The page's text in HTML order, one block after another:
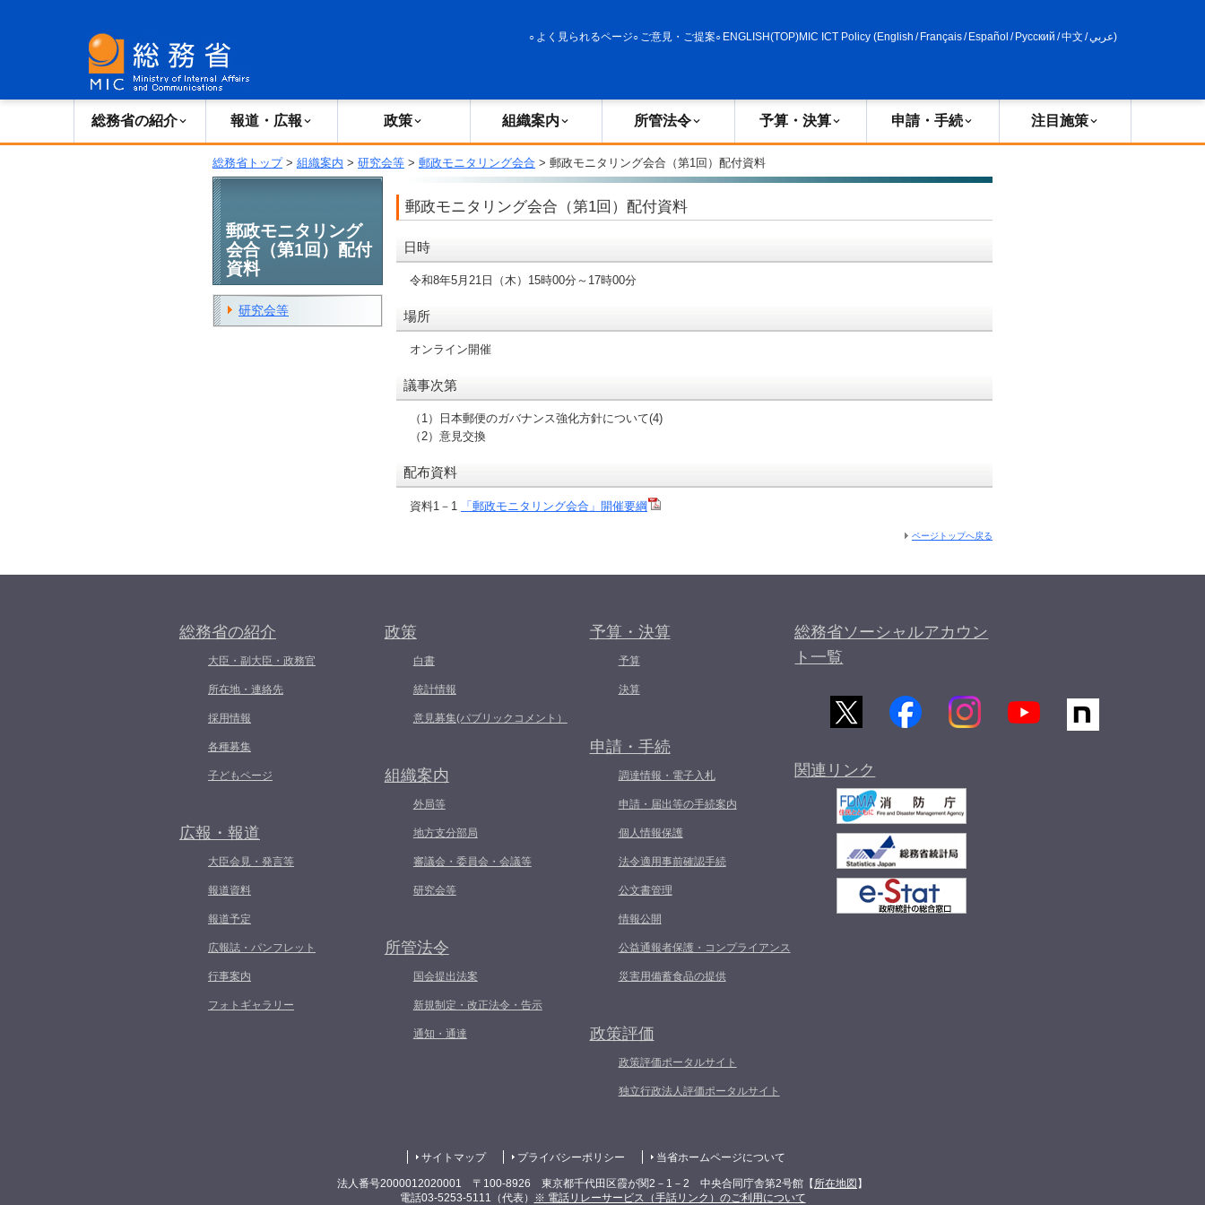
よく見られるページ ご意見・ご提案 ENGLISH(TOP)MIC ICT Policy (English / Français/ Español / Русский /中文 /عربي)
総務省の紹介 報道・広報 政策 組織案内 所管法令 予算・決算 申請・手続 注目施策
総務省トップ> 組織案内 > 研究会等 > 郵政モニタリング会合 > 郵政モニタリング会合（第1回）配付資料
郵政モニタリング会合（第1回）配付資料
日時
令和8年5月21日（木）15時00分～17時00分
場所
オンライン開催
議事次第
（1）日本郵便のガバナンス強化方針について(4)
（2）意見交換
配布資料
資料1－1 「郵政モニタリング会合」開催要綱
ページトップへ戻る
郵政モニタリング
会合（第1回）配付
資料
研究会等
総務省の紹介
大臣・副大臣・政務官
所在地・連絡先
採用情報
各種募集
子どもページ
広報・報道
大臣会見・発言等
報道資料
報道予定
広報誌・パンフレット
行事案内
フォトギャラリー
政策
白書
統計情報
意見募集(パブリックコメント）
組織案内
外局等
地方支分部局
審議会・委員会・会議等
研究会等
所管法令
国会提出法案
新規制定・改正法令・告示
通知・通達
予算・決算
予算
決算
申請・手続
調達情報・電子入札
申請・届出等の手続案内
個人情報保護
法令適用事前確認手続
公文書管理
情報公開
公益通報者保護・コンプライアンス
災害用備蓄食品の提供
政策評価
政策評価ポータルサイト
独立行政法人評価ポータルサイト
総務省ソーシャルアカウン
ト一覧
関連リンク
サイトマップ プライバシーポリシー 当省ホームページについて
法人番号2000012020001 〒100-8926 東京都千代田区霞が関2－1－2 中央合同庁舎第2号館【 所在地図 】
電話03-5253-5111（代表）
※ 電話リレーサービス（手話リンク）のご利用について